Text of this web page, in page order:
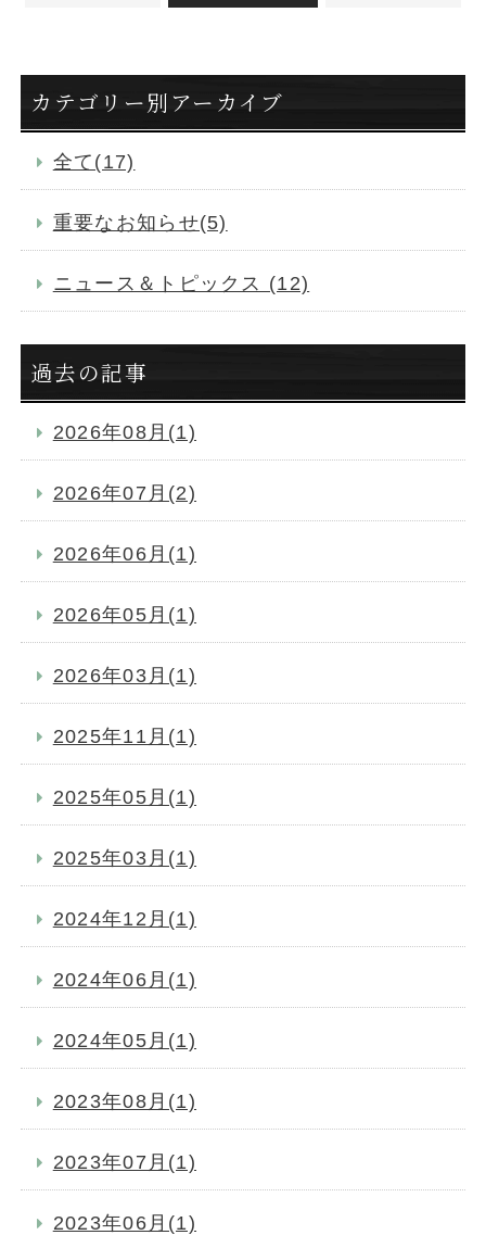
カテゴリー別アーカイブ
全て(17)
重要なお知らせ(5)
ニュース＆トピックス (12)
過去の記事
2026年08月(1)
2026年07月(2)
2026年06月(1)
2026年05月(1)
2026年03月(1)
2025年11月(1)
2025年05月(1)
2025年03月(1)
2024年12月(1)
2024年06月(1)
2024年05月(1)
2023年08月(1)
2023年07月(1)
2023年06月(1)